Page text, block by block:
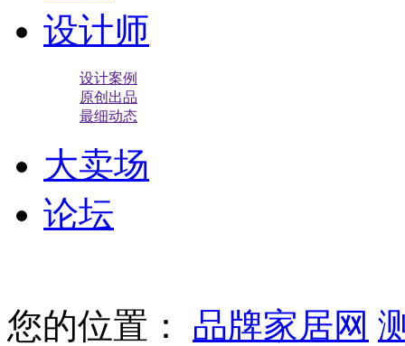
设计师
设计案例
原创出品
最细动态
大卖场
论坛
您的位置： 品牌家居网